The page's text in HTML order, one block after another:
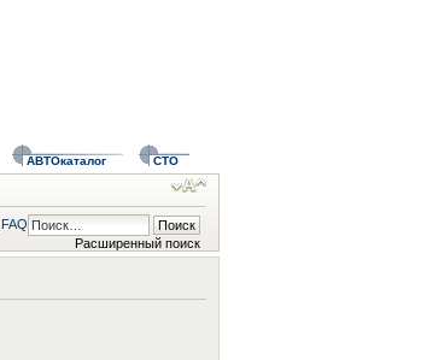
АВТОкаталог СТО
Расширенный поиск
FAQ